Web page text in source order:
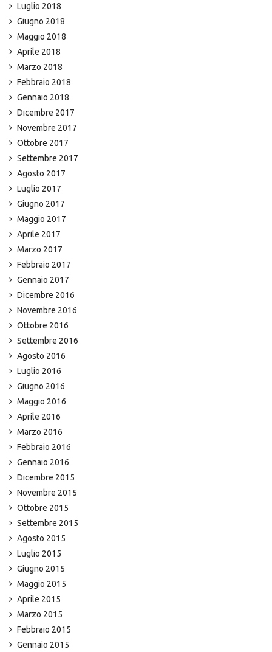
Luglio 2018
Giugno 2018
Maggio 2018
Aprile 2018
Marzo 2018
Febbraio 2018
Gennaio 2018
Dicembre 2017
Novembre 2017
Ottobre 2017
Settembre 2017
Agosto 2017
Luglio 2017
Giugno 2017
Maggio 2017
Aprile 2017
Marzo 2017
Febbraio 2017
Gennaio 2017
Dicembre 2016
Novembre 2016
Ottobre 2016
Settembre 2016
Agosto 2016
Luglio 2016
Giugno 2016
Maggio 2016
Aprile 2016
Marzo 2016
Febbraio 2016
Gennaio 2016
Dicembre 2015
Novembre 2015
Ottobre 2015
Settembre 2015
Agosto 2015
Luglio 2015
Giugno 2015
Maggio 2015
Aprile 2015
Marzo 2015
Febbraio 2015
Gennaio 2015